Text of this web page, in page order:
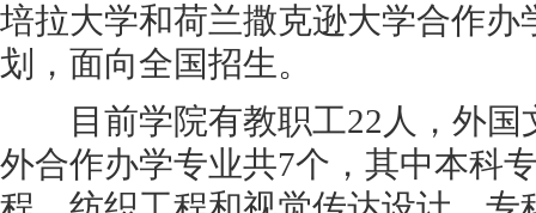
培拉大学和荷兰撒克逊大学合作办
划，面向全国招生。
目前学院有教职工22人，外国
外合作办学专业共7个，其中本科